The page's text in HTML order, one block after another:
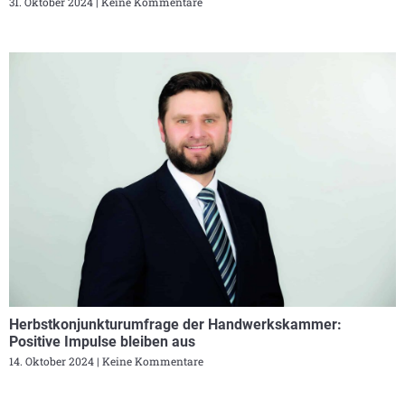
Herbstkonjunkturumfrage der Handwerkskammer:
Positive Impulse bleiben aus
14. Oktober 2024 Keine Kommentare